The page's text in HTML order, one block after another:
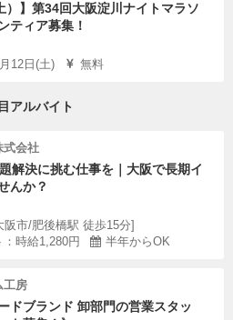
）】第34回大阪淀川ナイトマラソ
ティア募集！
12日(土) 無料
アルバイト
式会社
解決に挑む仕事を｜大阪で長期イ
んか？
市/肥後橋駅 徒歩15分]
時給1,280円 半年からOK
工房
ドブランド 卸部門の営業スタッ